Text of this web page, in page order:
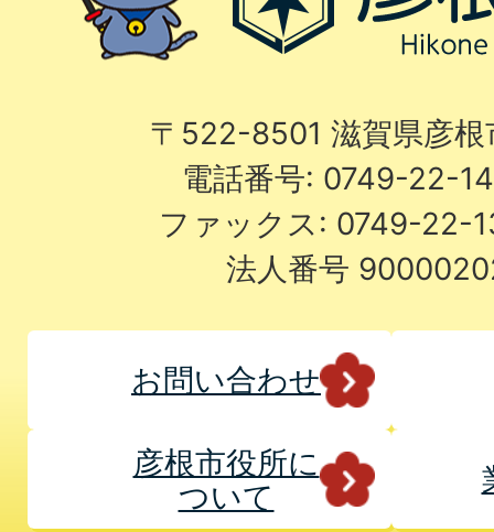
〒522-8501 滋賀県彦
電話番号: 0749-22-
ファックス: 0749-22-
法人番号
お問い合わせ
彦根市役所に
ついて